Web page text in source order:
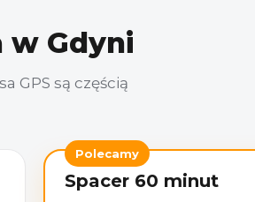
w Gdyni
GPS są częścią
Polecamy
Spacer 60 minut